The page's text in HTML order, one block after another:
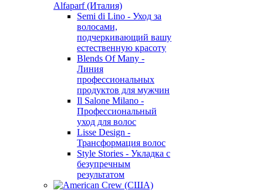
Alfaparf (Италия)
Semi di Lino - Уход за
волосами,
подчеркивающий вашу
естественную красоту
Blends Of Many -
Линия
профессиональных
продуктов для мужчин
Il Salone Milano -
Профессиональный
уход для волос
Lisse Design -
Трансформация волос
Style Stories - Укладка с
безупречным
результатом